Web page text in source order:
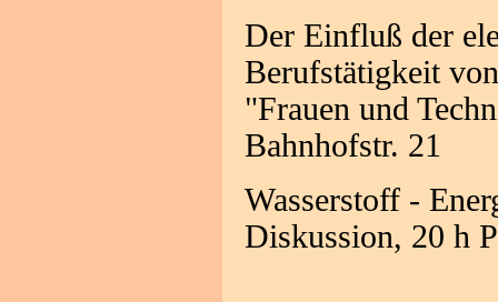
Der Einfluß der
Berufstätigkeit
"Frauen und
Bahnhofstr. 21
Wasserstoff -
Diskussion, 20 h